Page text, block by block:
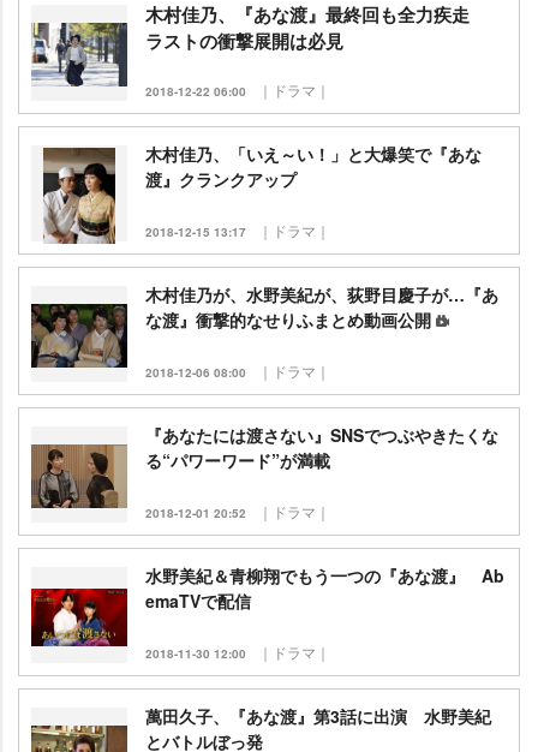
木村佳乃、『あな渡』最終回も全力疾走
ラストの衝撃展開は必見
2018-12-22 06:00 ｜ドラマ｜
木村佳乃、「いえ～い！」と大爆笑で『あな
渡』クランクアップ
2018-12-15 13:17 ｜ドラマ｜
木村佳乃が、水野美紀が、荻野目慶子が…『あ
な渡』衝撃的なせりふまとめ動画公開
2018-12-06 08:00 ｜ドラマ｜
『あなたには渡さない』SNSでつぶやきたくな
る“パワーワード”が満載
2018-12-01 20:52 ｜ドラマ｜
水野美紀＆青柳翔でもう一つの『あな渡』 Ab
emaTVで配信
2018-11-30 12:00 ｜ドラマ｜
萬田久子、『あな渡』第3話に出演 水野美紀
とバトルぼっ発